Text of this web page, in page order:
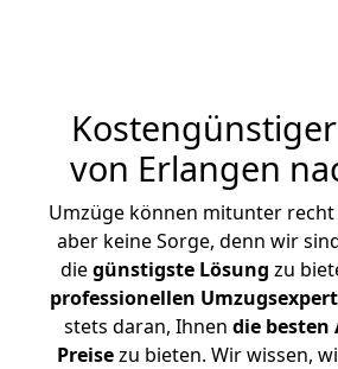
von Erlangen
Umzüge können mitunter
aber keine Sorge, denn wir
diegünstigste Lösung zu
professionellen
stets daran, Ihnen die besten
Preisezu bieten. Wir wissen,